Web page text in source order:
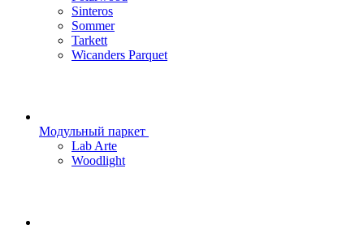
Sinteros
Sommer
Tarkett
Wicanders Parquet
Модульный паркет
Lab Arte
Woodlight